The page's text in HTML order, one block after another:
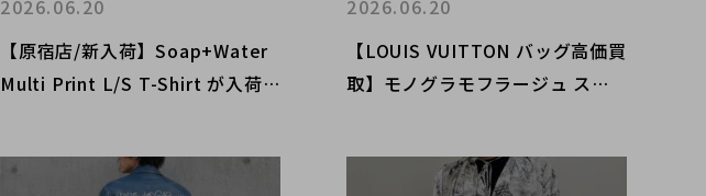
【原宿店/新入荷】Soap+Water
Multi Print L/S T-Shirt が入荷
2026.06.20
【LOUIS VUITTON バッグ高価買
取】モノグラモフラージュ スピ
UPキャンペーン実施中
2026.06.20